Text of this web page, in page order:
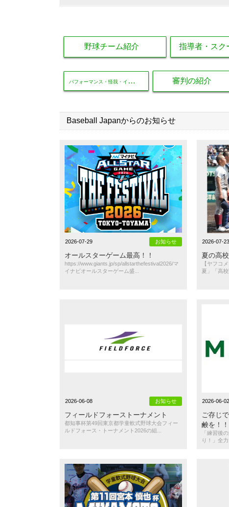
野球チーム紹介 指導者・スク
パ
フォーマンス・怪我・インディバケア 審判の紹介
Baseball Japanからのお知らせ
2026-07-29 お知らせ
オールスターゲーム最高！！
https://www.giants.jp/sp/allstarthefestival2026/マ
イナビオールスターゲーム盛...
2026-07-23
夏の高
【ヤフコ
夏」「高校
2026-06-08 お知らせ
フィールドフォーストーナメント
都知事杯第49回東京都学童軟式野球大会フィー
ルドフォース・トーナメント2026の組...
2026-06-02
ご存じ
鹸を！！
「練習後
り！」全